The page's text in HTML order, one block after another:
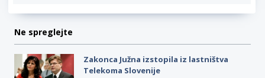
Ne spreglejte
Zakonca Južna izstopila iz lastništva
Telekoma Slovenije